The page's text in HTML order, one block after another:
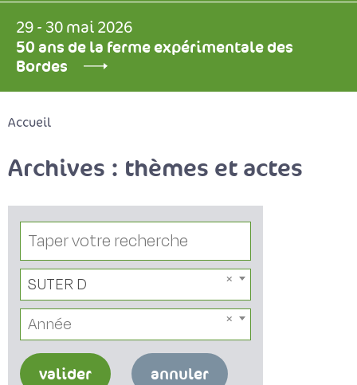
29 - 30 mai 2026
50 ans de la ferme expérimentale des
Bordes
Accueil
Archives : thèmes et actes
SUTER D
Année
valider annuler